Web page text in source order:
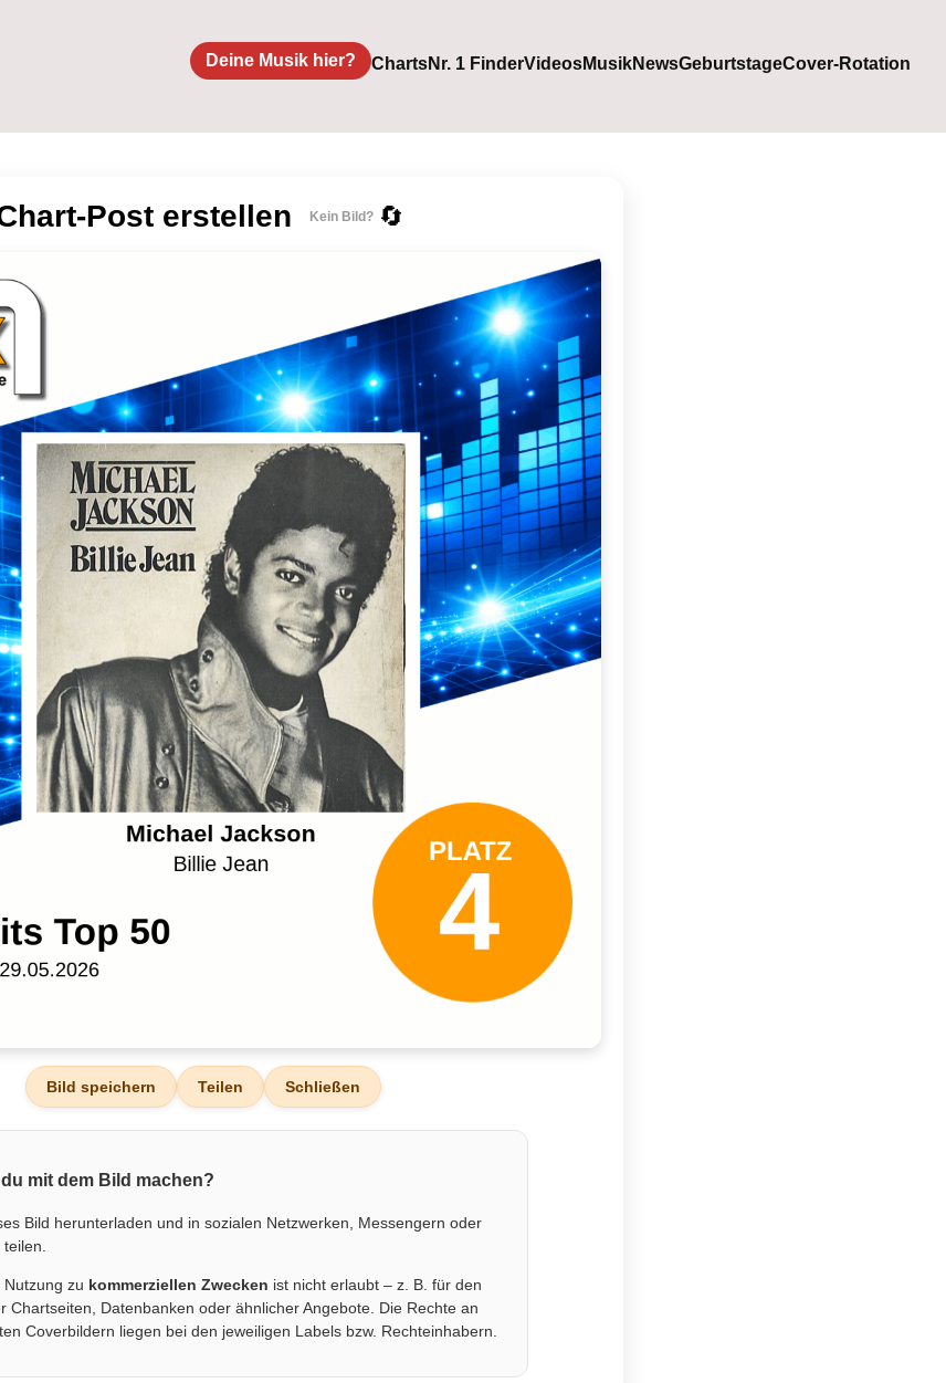
Deine Musik hier? ChartsNr. 1 FinderVideosMusikNewsGeburtstageCover-Rotation
Post erstellen Kein Bild? 🔄
Bild speichern Teilen Schließen
mit dem Bild machen?
Bild herunterladen und in sozialen Netzwerken, Messengern oder
Nutzung zu kommerziellen Zwecken ist nicht erlaubt – z. B. für den
Chartseiten, Datenbanken oder ähnlicher Angebote. Die Rechte an
Coverbildern liegen bei den jeweiligen Labels bzw. Rechteinhabern.